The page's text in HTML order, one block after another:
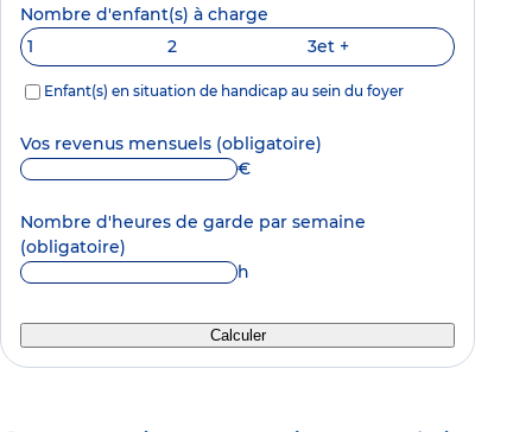
Nombre d'enfant(s) à charge
1
2 3et +
Enfant(s) en situation de handicap au sein du foyer
Vos revenus mensuels (obligatoire)
€
Nombre d'heures de garde par semaine
(obligatoire)
h
Calculer